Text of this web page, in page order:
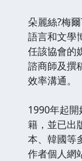
朵麗絲?梅
語言和文學
任該協會的
諮商師及撰
效率溝通。
1990年起
籍，並已出
本、韓國等
作者個人